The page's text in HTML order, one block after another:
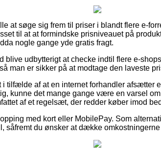
at søge sig frem til priser i blandt flere e-
til at at formindske prisniveauet på
nogle gange yde gratis fragt.
blive udbytterigt at checke indtil flere e-
man er sikker på at modtage den laveste
tilfælde af at en internet forhandler afsætter
kunne det mange gange være en varsel
af et regelsæt, der redder køber imod
med kort eller MobilePay. Som
såfremt du ønsker at dække omkostningerne